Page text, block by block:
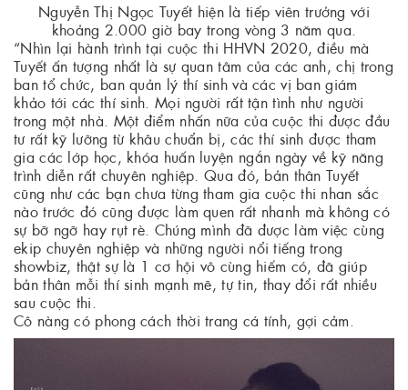
Nguyễn Thị Ngọc Tuyết hiện là tiếp viên trưởng với
khoảng 2.000 giờ bay trong vòng 3 năm qua.
“Nhìn lại hành trình tại cuộc thi HHVN 2020, điều mà
Tuyết ấn tượng nhất là sự quan tâm của các anh, chị trong
ban tổ chức, ban quản lý thí sinh và các vị ban giám
khảo tới các thí sinh. Mọi người rất tận tình như người
trong một nhà. Một điểm nhấn nữa của cuộc thi được đầu
tư rất kỹ lưỡng từ khâu chuẩn bị, các thí sinh được tham
gia các lớp học, khóa huấn luyện ngắn ngày về kỹ năng
trình diễn rất chuyên nghiệp. Qua đó, bản thân Tuyết
cũng như các bạn chưa từng tham gia cuộc thi nhan sắc
nào trước đó cũng được làm quen rất nhanh mà không có
sự bỡ ngỡ hay rụt rè. Chúng mình đã được làm việc cùng
ekip chuyên nghiệp và những người nổi tiếng trong
showbiz, thật sự là 1 cơ hội vô cùng hiếm có, đã giúp
bản thân mỗi thí sinh mạnh mẽ, tự tin, thay đổi rất nhiều
sau cuộc thi.
Cô nàng có phong cách thời trang cá tính, gợi cảm.